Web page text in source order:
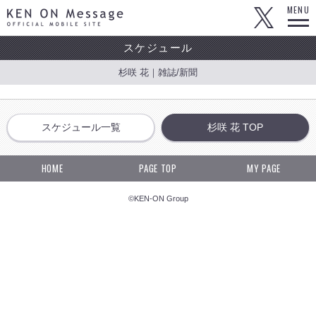
KEN ON Message OFFICIAL MOBILE SITE
MENU
スケジュール
杉咲 花｜雑誌/新聞
スケジュール一覧 杉咲 花 TOP
HOME PAGE TOP MY PAGE
©KEN-ON Group